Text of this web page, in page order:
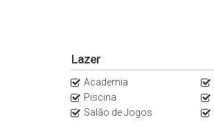
Lazer
Academia
Piscina
Salão de Jogos